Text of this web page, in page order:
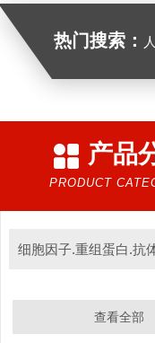
热门搜索：
产品
PRODUCT
细胞因子.重组蛋白.抗
查看全部